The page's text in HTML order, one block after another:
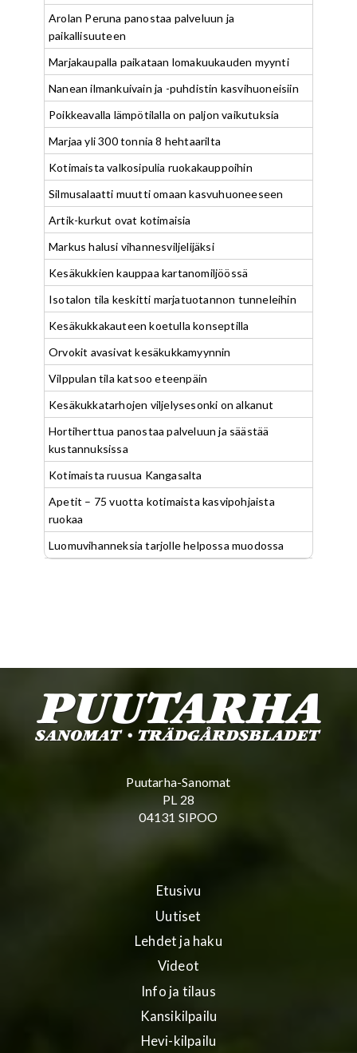
Arolan Peruna panostaa palveluun ja
paikallisuuteen
Marjakaupalla paikataan lomakuukauden myynti
Nanean ilmankuivain ja -puhdistin kasvihuoneisiin
Poikkeavalla lämpötilalla on paljon vaikutuksia
Marjaa yli 300 tonnia 8 hehtaarilta
Kotimaista valkosipulia ruokakauppoihin
Silmusalaatti muutti omaan kasvuhuoneeseen
Artik-kurkut ovat kotimaisia
Markus halusi vihannesviljelijäksi
Kesäkukkien kauppaa kartanomiljöössä
Isotalon tila keskitti marjatuotannon tunneleihin
Kesäkukkakauteen koetulla konseptilla
Orvokit avasivat kesäkukkamyynnin
Vilppulan tila katsoo eteenpäin
Kesäkukkatarhojen viljelysesonki on alkanut
Hortiherttua panostaa palveluun ja säästää
kustannuksissa
Kotimaista ruusua Kangasalta
Apetit – 75 vuotta kotimaista kasvipohjaista
ruokaa
Luomuvihanneksia tarjolle helpossa muodossa
Puutarha-Sanomat
PL 28
04131 SIPOO
Etusivu
Uutiset
Lehdet ja haku
Videot
Info ja tilaus
Kansikilpailu
Hevi-kilpailu